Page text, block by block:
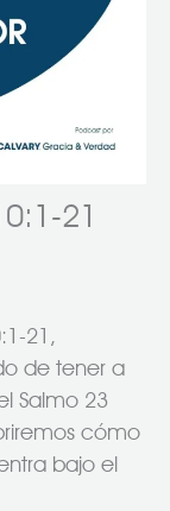
21
21,
de tener a
Salmo 23
cómo
bajo el